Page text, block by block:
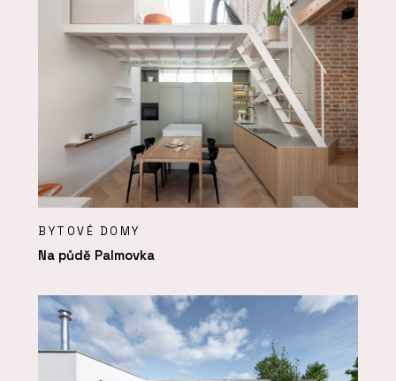
BYTOVÉ DOMY
Na půdě Palmovka